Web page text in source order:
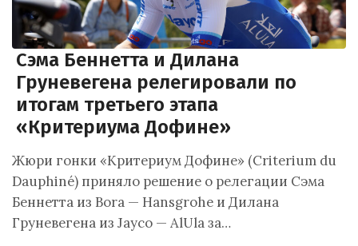
Сэма Беннетта и Дилана
Груневегена релегировали по
итогам третьего этапа
«Критериума Дофине»
Жюри гонки «Критериум Дофине» (Criterium du
Dauphiné) приняло решение о релегации Сэма
Беннетта из Bora — Hansgrohe и Дилана
Груневегена из Jayco — AlUla за…